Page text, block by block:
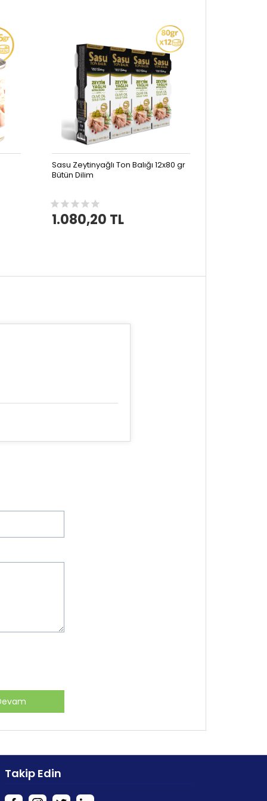
Sasu Zeytinyağlı Ton Balığı 12x80 gr
Bütün Dilim
1.080,20 TL
Takip Edin